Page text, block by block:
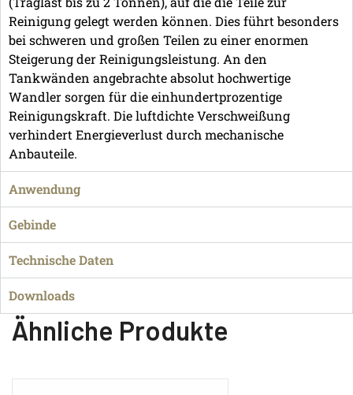
Reinigung gelegt werden können. Dies führt besonders
bei schweren und großen Teilen zu einer enormen
Steigerung der Reinigungsleistung. An den
Tankwänden angebrachte absolut hochwertige
Wandler sorgen für die einhundertprozentige
Reinigungskraft. Die luftdichte Verschweißung
verhindert Energieverlust durch mechanische
Anbauteile.
Anwendung
Gebinde
Technische Daten
Downloads
Ähnliche Produkte